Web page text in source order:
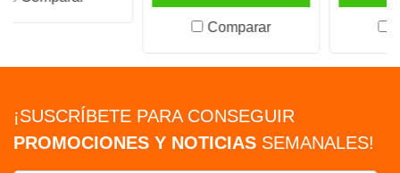
Comparar
¡SUSCRÍBETE PARA CONSEGUIR
PROMOCIONES Y NOTICIAS SEMANALES!